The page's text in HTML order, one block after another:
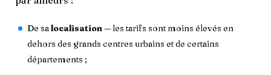
De salocalisation— les tarifs sont moins élevés en
dehors des grands centres urbains et de certains
départements ;